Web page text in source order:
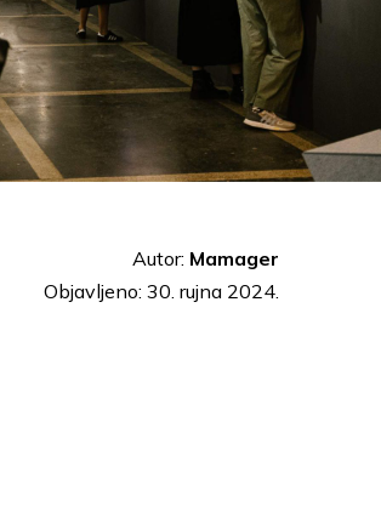
Autor: Mamager
Objavljeno: 30. rujna 2024.